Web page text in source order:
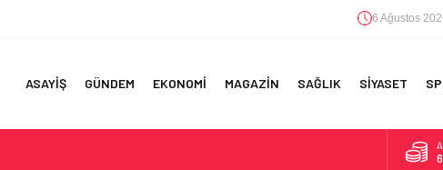
6 Ağustos
ASAYİŞ GÜNDEM EKONOMİ MAGAZİN SAĞLIK SİYASET